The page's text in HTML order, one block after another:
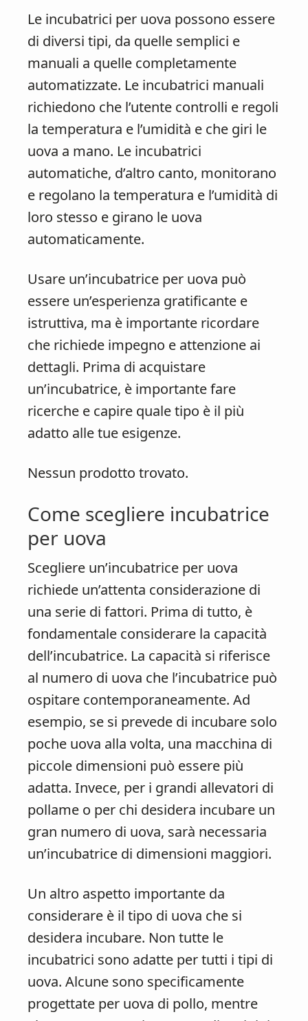
Le incubatrici per uova possono essere
di diversi tipi, da quelle semplici e
manuali a quelle completamente
automatizzate. Le incubatrici manuali
richiedono che l’utente controlli e regoli
la temperatura e l’umidità e che giri le
uova a mano. Le incubatrici
automatiche, d’altro canto, monitorano
e regolano la temperatura e l’umidità di
loro stesso e girano le uova
automaticamente.
Usare un’incubatrice per uova può
essere un’esperienza gratificante e
istruttiva, ma è importante ricordare
che richiede impegno e attenzione ai
dettagli. Prima di acquistare
un’incubatrice, è importante fare
ricerche e capire quale tipo è il più
adatto alle tue esigenze.
Nessun prodotto trovato.
Come scegliere incubatrice
per uova
Scegliere un’incubatrice per uova
richiede un’attenta considerazione di
una serie di fattori. Prima di tutto, è
fondamentale considerare la capacità
dell’incubatrice. La capacità si riferisce
al numero di uova che l’incubatrice può
ospitare contemporaneamente. Ad
esempio, se si prevede di incubare solo
poche uova alla volta, una macchina di
piccole dimensioni può essere più
adatta. Invece, per i grandi allevatori di
pollame o per chi desidera incubare un
gran numero di uova, sarà necessaria
un’incubatrice di dimensioni maggiori.
Un altro aspetto importante da
considerare è il tipo di uova che si
desidera incubare. Non tutte le
incubatrici sono adatte per tutti i tipi di
uova. Alcune sono specificamente
progettate per uova di pollo, mentre